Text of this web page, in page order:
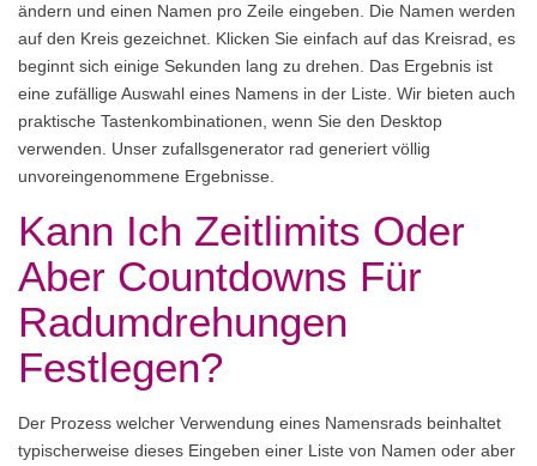
ändern und einen Namen pro Zeile eingeben. Die Namen werden
auf den Kreis gezeichnet. Klicken Sie einfach auf das Kreisrad, es
beginnt sich einige Sekunden lang zu drehen. Das Ergebnis ist
eine zufällige Auswahl eines Namens in der Liste. Wir bieten auch
praktische Tastenkombinationen, wenn Sie den Desktop
verwenden. Unser zufallsgenerator rad generiert völlig
unvoreingenommene Ergebnisse.
Kann Ich Zeitlimits Oder
Aber Countdowns Für
Radumdrehungen
Festlegen?
Der Prozess welcher Verwendung eines Namensrads beinhaltet
typischerweise dieses Eingeben einer Liste von Namen oder aber